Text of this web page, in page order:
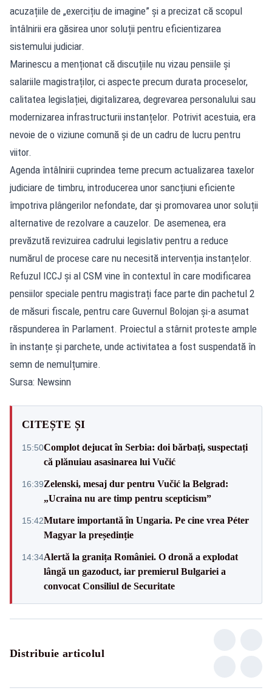
acuzațiile de „exercițiu de imagine” și a precizat că scopul
întâlnirii era găsirea unor soluții pentru eficientizarea
sistemului judiciar.
Marinescu a menționat că discuțiile nu vizau pensiile și
salariile magistraților, ci aspecte precum durata proceselor,
calitatea legislației, digitalizarea, degrevarea personalului sau
modernizarea infrastructurii instanțelor. Potrivit acestuia, era
nevoie de o viziune comună și de un cadru de lucru pentru
viitor.
Agenda întâlnirii cuprindea teme precum actualizarea taxelor
judiciare de timbru, introducerea unor sancțiuni eficiente
împotriva plângerilor nefondate, dar și promovarea unor soluții
alternative de rezolvare a cauzelor. De asemenea, era
prevăzută revizuirea cadrului legislativ pentru a reduce
numărul de procese care nu necesită intervenția instanțelor.
Refuzul ICCJ și al CSM vine în contextul în care modificarea
pensiilor speciale pentru magistrați face parte din pachetul 2
de măsuri fiscale, pentru care Guvernul Bolojan și-a asumat
răspunderea în Parlament. Proiectul a stârnit proteste ample
în instanțe și parchete, unde activitatea a fost suspendată în
semn de nemulțumire.
Sursa: Newsinn
CITEȘTE ȘI
15:50Complot dejucat în Serbia: doi bărbați, suspectați
că plănuiau asasinarea lui Vučić
16:39Zelenski, mesaj dur pentru Vučić la Belgrad:
„Ucraina nu are timp pentru scepticism”
15:42Mutare importantă în Ungaria. Pe cine vrea Péter
Magyar la președinție
14:34Alertă la granița României. O dronă a explodat
lângă un gazoduct, iar premierul Bulgariei a
convocat Consiliul de Securitate
Distribuie articolul